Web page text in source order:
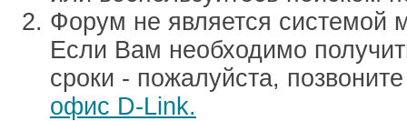
Форум не является системой
Если Вам необходимо
сроки - пожалуйста,
офис D-Link.